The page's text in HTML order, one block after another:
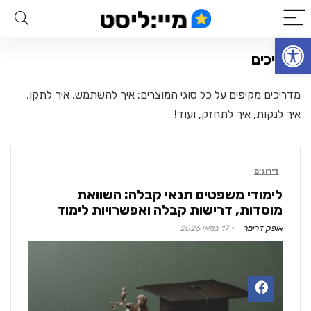
פתח סרגל נגישות
מדריכים
מדריכים מקיפים על כל סוגי המוצרים: איך להשתמש, איך לתקן,
איך לנקות, איך לתחזק, ועוד!
דירוגים
לימודי משפטים תנאי קבלה: השוואת
מוסדות, דרישות קבלה ואפשרויות לימוד
אופק דרימר 17 במאי 2026